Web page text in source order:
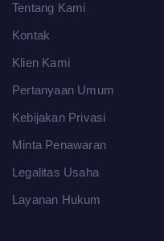
Tentang Kami
Kontak
Klien Kami
Pertanyaan Umum
Kebijakan Privasi
Minta Penawaran
Legalitas Usaha
Layanan Hukum